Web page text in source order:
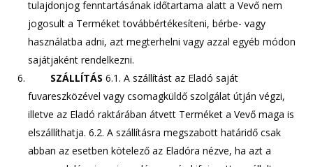
tulajdonjog fenntartásának időtartama alatt a Vevő nem
jogosult a Terméket továbbértékesíteni, bérbe- vagy
használatba adni, azt megterhelni vagy azzal egyéb módon
sajátjaként rendelkezni.
SZÁLLÍTÁS 6.1. A szállítást az Eladó saját
fuvareszközével vagy csomagküldő szolgálat útján végzi,
illetve az Eladó raktárában átvett Terméket a Vevő maga is
elszállíthatja. 6.2. A szállításra megszabott határidő csak
abban az esetben kötelező az Eladóra nézve, ha azt a